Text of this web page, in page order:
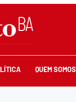
QUEM SOMOS